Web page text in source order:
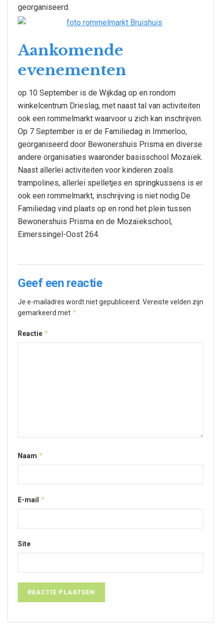
georganiseerd.
Aankomende
evenementen
op 10 September is de Wijkdag op en rondom
winkelcentrum Drieslag, met naast tal van activiteiten
ook een rommelmarkt waarvoor u zich kan inschrijven.
Op 7 September is er de Familiedag in Immerloo,
georganiseerd door Bewonershuis Prisma en diverse
andere organisaties waaronder basisschool Mozaïek.
Naast allerlei activiteiten voor kinderen zoals
trampolines, allerlei spelletjes en springkussens is er
ook een rommelmarkt, inschrijving is niet nodig.De
Familiedag vind plaats op en rond het plein tussen
Bewonershuis Prisma en de Mozaïekschool,
Eimerssingel-Oost 264.
Geef een reactie
Je e-mailadres wordt niet gepubliceerd. Vereiste velden zijn
gemarkeerd met *
Reactie *
Naam *
E-mail *
Site